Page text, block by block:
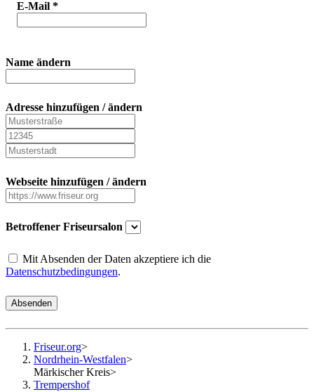
E-Mail *
Name ändern
Adresse hinzufügen / ändern
Webseite hinzufügen / ändern
Betroffener Friseursalon
Mit Absenden der Daten akzeptiere ich die
Datenschutzbedingungen.
Absenden
Friseur.org>
Nordrhein-Westfalen>
Märkischer Kreis>
Trempershof